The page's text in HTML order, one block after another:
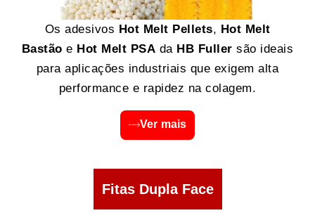
Os adesivos Hot Melt Pellets, Hot Melt
Bastão e Hot Melt PSA da HB Fuller são ideais
para aplicações industriais que exigem alta
performance e rapidez na colagem.
Ver mais
Fitas Dupla Face